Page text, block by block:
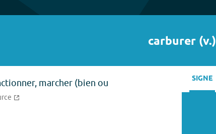
carburer(v.)
marcher (bien ou
SIGNE